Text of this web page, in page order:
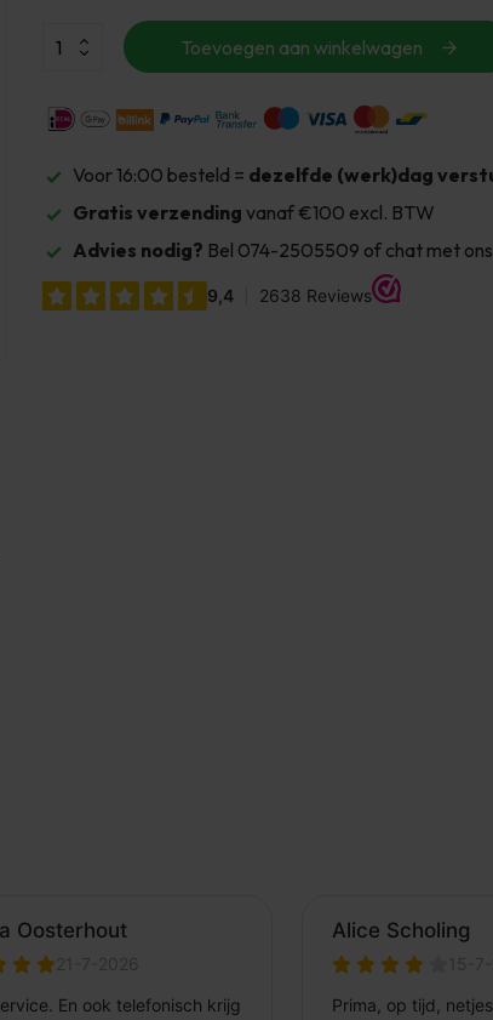
Toevoegen aan winkelwagen
Voor 16:00 besteld = dezelfde (werk)dag
Gratis verzending vanaf €100 excl. BTW
Advies nodig? Bel 074-2505509 of chat met ons